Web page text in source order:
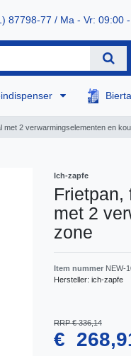
87798-77 / Ma - Vr: 09:00
met 2 verwarmingselementen en
Ich-zapfe
Frietpan,
met 2
zone
Item nummer NEW-
Hersteller: ich-zapfe
RRP € 336,14
€